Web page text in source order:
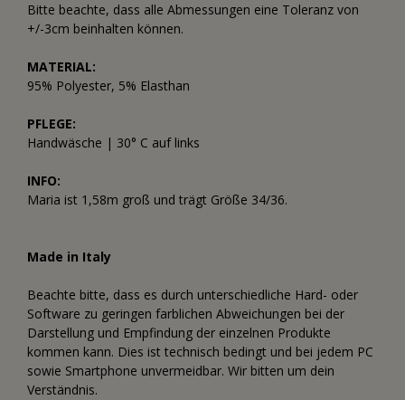
Bitte beachte, dass alle Abmessungen eine Toleranz von
+/-3cm beinhalten können.
MATERIAL:
95% Polyester, 5% Elasthan
PFLEGE:
Handwäsche | 30° C auf links
INFO:
Maria ist 1,58m groß und trägt Größe 34/36.
Made in Italy
Beachte bitte, dass es durch unterschiedliche Hard- oder
Software zu geringen farblichen Abweichungen bei der
Darstellung und Empfindung der einzelnen Produkte
kommen kann. Dies ist technisch bedingt und bei jedem PC
sowie Smartphone unvermeidbar. Wir bitten um dein
Verständnis.